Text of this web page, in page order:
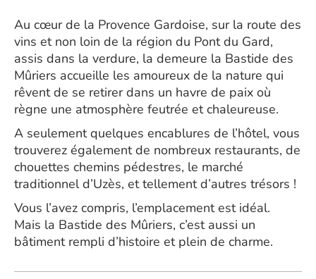
Au cœur de la Provence Gardoise, sur la route des
vins et non loin de la région du Pont du Gard,
assis dans la verdure, la demeure la Bastide des
Mûriers accueille les amoureux de la nature qui
rêvent de se retirer dans un havre de paix où
règne une atmosphère feutrée et chaleureuse.
A seulement quelques encablures de l’hôtel, vous
trouverez également de nombreux restaurants, de
chouettes chemins pédestres, le marché
traditionnel d’Uzès, et tellement d’autres trésors !
Vous l’avez compris, l’emplacement est idéal.
Mais la Bastide des Mûriers, c’est aussi un
bâtiment rempli d’histoire et plein de charme.